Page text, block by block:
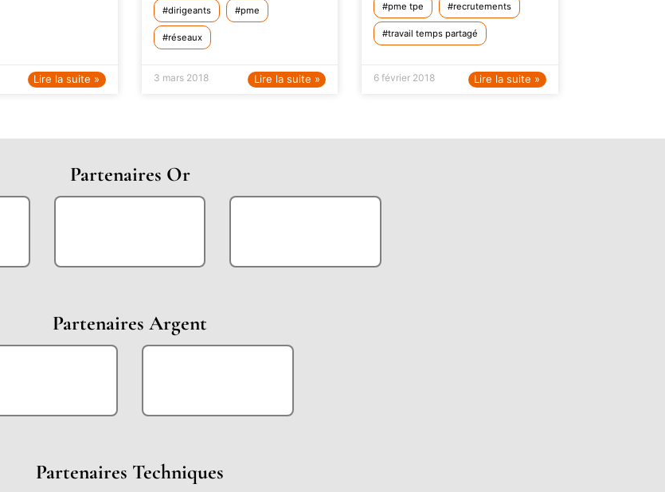
Lire la suite »
dirigeants pme
réseaux
3 mars 2018 Lire la suite »
pme tpe recrutements
travail temps partagé
6 février 2018 Lire la suite »
Partenaires Or
Partenaires Argent
Partenaires Techniques